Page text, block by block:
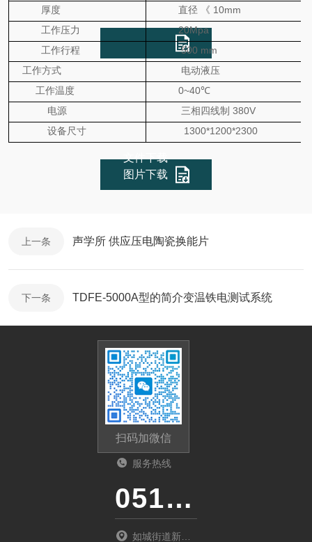
厚度
直径 《 10mm
工作压力
20Mpa
工作行程
500 mm
工作方式
电动液压
工作温度
0~40℃
电源
三相四线制 380V
设备尺寸
1300*1200*2300
文件下载
图片下载
上一条 声学所 供应压电陶瓷换能片
下一条 TDFE-5000A型的简介变温铁电测试系统
扫码加微信
服务热线
0513-87510026
如城街道新北